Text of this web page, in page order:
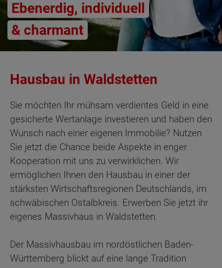
Ebenerdig, individuell
& charmant
Hausbau in Waldstetten
Sie möchten Ihr mühsam verdientes Geld in eine
gesicherte Wertanlage investieren und haben den
Wunsch nach einer eigenen Immobilie? Nutzen
Sie jetzt die Chance beide Aspekte in enger
Kooperation mit uns zu verwirklichen. Wir
ermöglichen Ihnen den Hausbau in einer der
stärksten Wirtschaftsregionen Deutschlands, im
schwäbischen Ostalbkreis. Erwerben Sie jetzt ihr
eigenes Massivhaus in Waldstetten.
Der Massivhausbau im nordöstlichen Baden-
Württemberg blickt auf eine lange Tradition